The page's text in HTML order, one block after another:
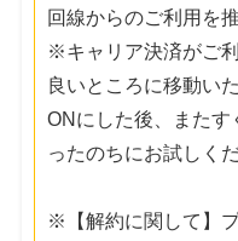
回線からのご利用を
※キャリア決済がご
良いところに移動い
ONにした後、またす
ったのちにお試しくだ
※【解約に関して】